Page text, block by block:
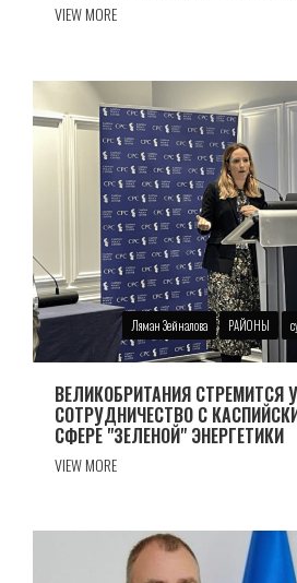
VIEW MORE
Ляман Зейналова РАЙОНЫ
ВЕЛИКОБРИТАНИЯ СТРЕМИТСЯ
СОТРУДНИЧЕСТВО С
СФЕРЕ "ЗЕЛЕНОЙ" ЭНЕРГЕТИКИ
VIEW MORE